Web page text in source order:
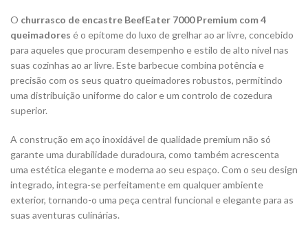
O churrasco de encastre BeefEater 7000 Premium com 4
queimadores é o epítome do luxo de grelhar ao ar livre, concebido
para aqueles que procuram desempenho e estilo de alto nível nas
suas cozinhas ao ar livre. Este barbecue combina potência e
precisão com os seus quatro queimadores robustos, permitindo
uma distribuição uniforme do calor e um controlo de cozedura
superior.
A construção em aço inoxidável de qualidade premium não só
garante uma durabilidade duradoura, como também acrescenta
uma estética elegante e moderna ao seu espaço. Com o seu design
integrado, integra-se perfeitamente em qualquer ambiente
exterior, tornando-o uma peça central funcional e elegante para as
suas aventuras culinárias.